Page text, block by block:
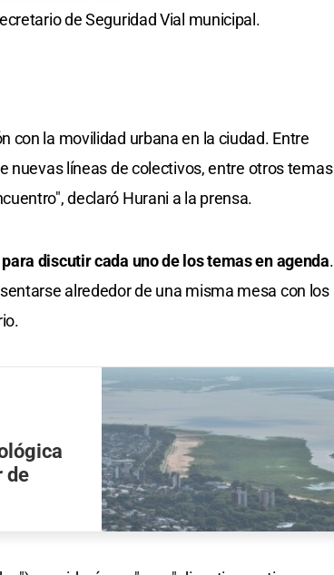
de Seguridad Vial municipal.
con la movilidad urbana en la ciudad. Entre
nuevas líneas de colectivos, entre otros temas
declaró Hurani a la prensa.
discutir cada uno de los temas en agenda.
alrededor de una misma mesa con los
de